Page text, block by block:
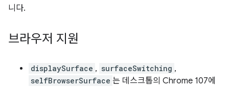
니다.
브라우저 지원
displaySurface , surfaceSwitching ,
selfBrowserSurface 는 데스크톱의 Chrome 107에